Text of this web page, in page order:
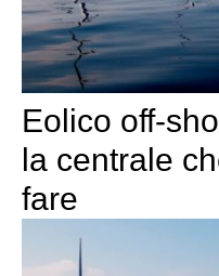
Eolico off-
la centrale
fare